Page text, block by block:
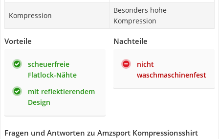
Kompression
Besonders hohe
Kompression
Vorteile
scheuerfreie
Flatlock-Nähte
mit reflektierendem
Design
Nachteile
nicht
waschmaschinenfest
Fragen und Antworten zu Amzsport Kompressionsshirt